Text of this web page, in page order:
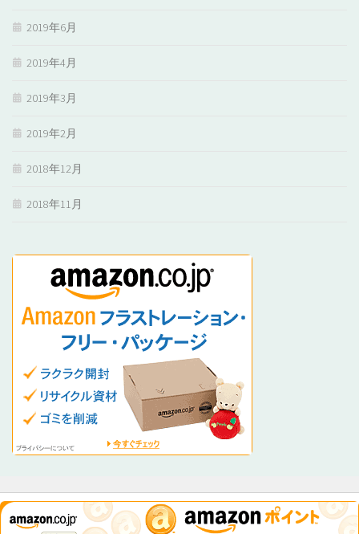
2019年6月
2019年4月
2019年3月
2019年2月
2018年12月
2018年11月